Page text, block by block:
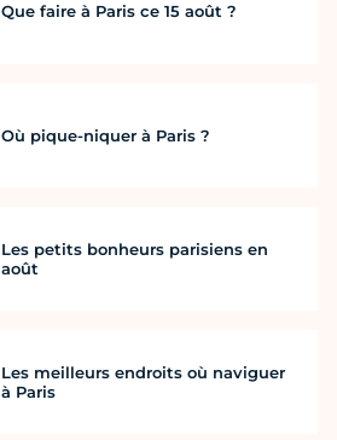
Que faire à Paris ce 15 août ?
Où pique-niquer à Paris ?
Les petits bonheurs parisiens en
août
Les meilleurs endroits où naviguer
à Paris